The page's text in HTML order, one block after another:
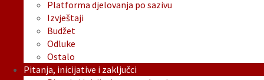
Platforma djelovanja po sazivu
Izvještaji
Budžet
Odluke
Ostalo
Pitanja, inicijative i zaključci